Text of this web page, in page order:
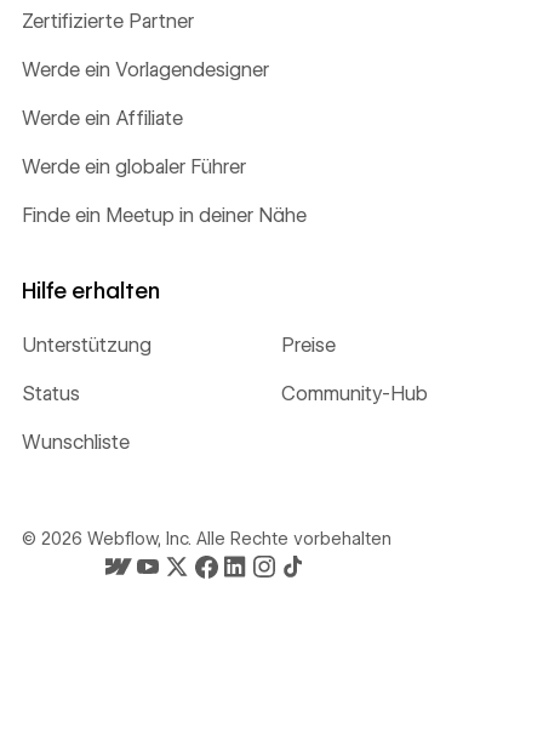
Zertifizierte Partner
Werde ein Vorlagendesigner
Werde ein Affiliate
Werde ein globaler Führer
Finde ein Meetup in deiner Nähe
Hilfe erhalten
Unterstützung Preise
Status Community-Hub
Wunschliste
© 2026 Webflow, Inc. Alle Rechte vorbehalten